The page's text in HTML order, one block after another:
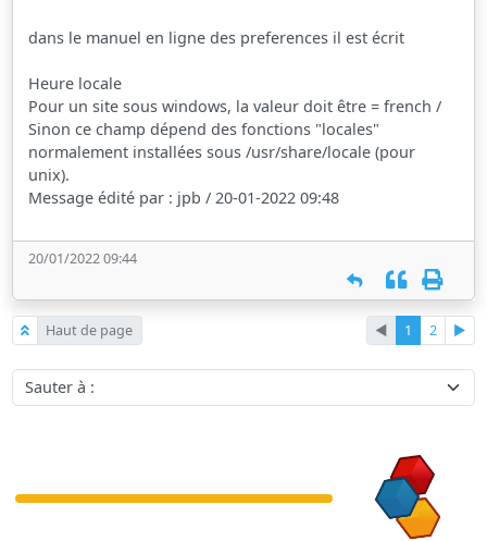
dans le manuel en ligne des preferences il est écrit
Heure locale
Pour un site sous windows, la valeur doit être = french /
Sinon ce champ dépend des fonctions "locales"
normalement installées sous /usr/share/locale (pour
unix).
Message édité par : jpb / 20-01-2022 09:48
20/01/2022 09:44
Haut de page ◄ 1 2 ►
Sauter à :